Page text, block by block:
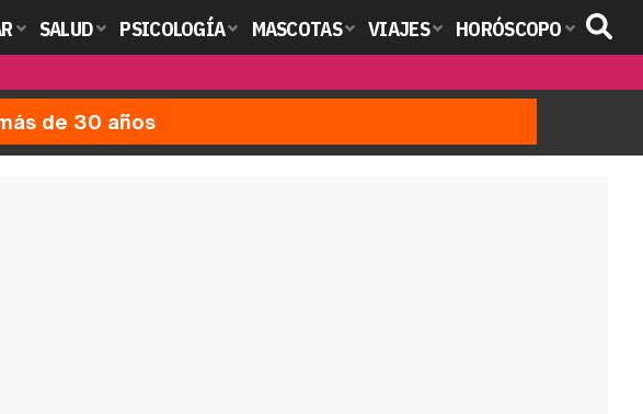
SALUD PSICOLOGÍA MASCOTAS VIAJES HORÓSCOPO
de 30 años